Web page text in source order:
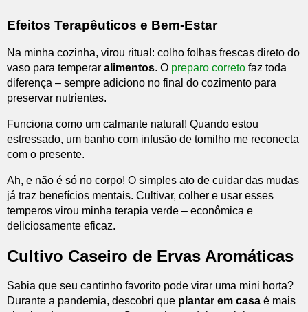
Efeitos Terapêuticos e Bem-Estar
Na minha cozinha, virou ritual: colho folhas frescas direto do
vaso para temperar alimentos. O preparo correto faz toda
diferença – sempre adiciono no final do cozimento para
preservar nutrientes.
Funciona como um calmante natural! Quando estou
estressado, um banho com infusão de tomilho me reconecta
com o presente.
Ah, e não é só no corpo! O simples ato de cuidar das mudas
já traz benefícios mentais. Cultivar, colher e usar esses
temperos virou minha terapia verde – econômica e
deliciosamente eficaz.
Cultivo Caseiro de Ervas Aromáticas
Sabia que seu cantinho favorito pode virar uma mini horta?
Durante a pandemia, descobri que plantar em casa é mais